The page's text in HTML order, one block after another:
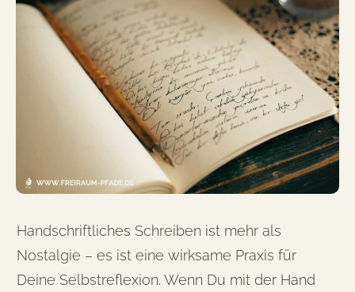
Handschriftliches Schreiben ist mehr als
Nostalgie – es ist eine wirksame Praxis für
Deine Selbstreflexion. Wenn Du mit der Hand